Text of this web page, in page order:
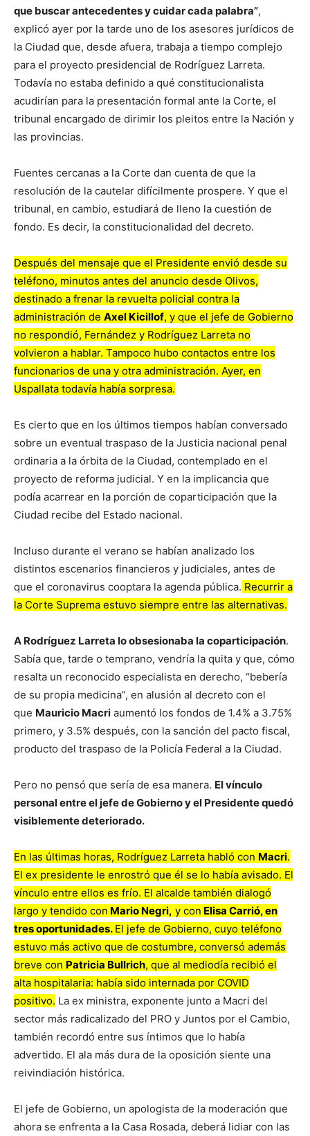
que buscar antecedentes y cuidar cada palabra”,
explicó ayer por la tarde uno de los asesores jurídicos de
la Ciudad que, desde afuera, trabaja a tiempo complejo
para el proyecto presidencial de Rodríguez Larreta.
Todavía no estaba definido a qué constitucionalista
acudirían para la presentación formal ante la Corte, el
tribunal encargado de dirimir los pleitos entre la Nación y
las provincias.
Fuentes cercanas a la Corte dan cuenta de que la
resolución de la cautelar difícilmente prospere. Y que el
tribunal, en cambio, estudiará de lleno la cuestión de
fondo. Es decir, la constitucionalidad del decreto.
Después del mensaje que el Presidente envió desde su
teléfono, minutos antes del anuncio desde Olivos,
destinado a frenar la revuelta policial contra la
administración de Axel Kicillof, y que el jefe de Gobierno
no respondió, Fernández y Rodríguez Larreta no
volvieron a hablar. Tampoco hubo contactos entre los
funcionarios de una y otra administración. Ayer, en
Uspallata todavía había sorpresa.
Es cierto que en los últimos tiempos habían conversado
sobre un eventual traspaso de la Justicia nacional penal
ordinaria a la órbita de la Ciudad, contemplado en el
proyecto de reforma judicial. Y en la implicancia que
podía acarrear en la porción de coparticipación que la
Ciudad recibe del Estado nacional.
Incluso durante el verano se habían analizado los
distintos escenarios financieros y judiciales, antes de
que el coronavirus cooptara la agenda pública. Recurrir a
la Corte Suprema estuvo siempre entre las alternativas.
A Rodríguez Larreta lo obsesionaba la coparticipación.
Sabía que, tarde o temprano, vendría la quita y que, cómo
resalta un reconocido especialista en derecho, “bebería
de su propia medicina”, en alusión al decreto con el
que Mauricio Macri aumentó los fondos de 1.4% a 3.75%
primero, y 3.5% después, con la sanción del pacto fiscal,
producto del traspaso de la Policía Federal a la Ciudad.
Pero no pensó que sería de esa manera. El vínculo
personal entre el jefe de Gobierno y el Presidente quedó
visiblemente deteriorado.
En las últimas horas, Rodríguez Larreta habló con Macri.
El ex presidente le enrostró que él se lo había avisado. El
vínculo entre ellos es frío. El alcalde también dialogó
largo y tendido con Mario Negri, y con Elisa Carrió, en
tres oportunidades. El jefe de Gobierno, cuyo teléfono
estuvo más activo que de costumbre, conversó además
breve con Patricia Bullrich, que al mediodía recibió el
alta hospitalaria: había sido internada por COVID
positivo. La ex ministra, exponente junto a Macri del
sector más radicalizado del PRO y Juntos por el Cambio,
también recordó entre sus íntimos que lo había
advertido. El ala más dura de la oposición siente una
reivindiación histórica.
El jefe de Gobierno, un apologista de la moderación que
ahora se enfrenta a la Casa Rosada, deberá lidiar con las